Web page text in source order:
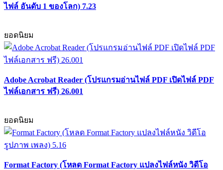
ไฟล์ อันดับ 1 ของโลก) 7.23
ยอดนิยม
Adobe Acrobat Reader (โปรแกรมอ่านไฟล์ PDF เปิดไฟล์ PDF
ไฟล์เอกสาร ฟรี) 26.001
ยอดนิยม
Format Factory (โหลด Format Factory แปลงไฟล์หนัง วิดีโอ